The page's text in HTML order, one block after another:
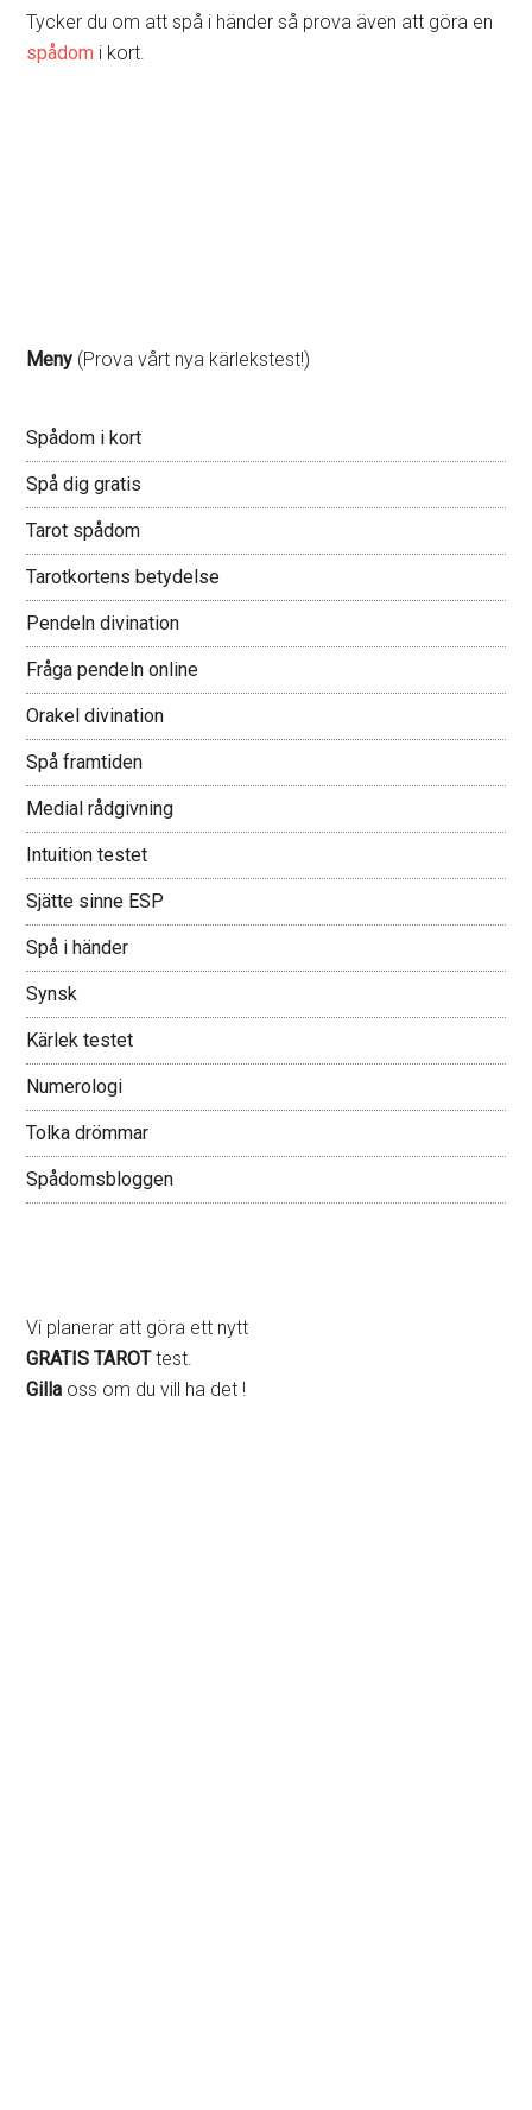
Tycker du om att spå i händer så prova även att göra en
spådom i kort.
Meny (Prova vårt nya kärlekstest!)
Spådom i kort
Spå dig gratis
Tarot spådom
Tarotkortens betydelse
Pendeln divination
Fråga pendeln online
Orakel divination
Spå framtiden
Medial rådgivning
Intuition testet
Sjätte sinne ESP
Spå i händer
Synsk
Kärlek testet
Numerologi
Tolka drömmar
Spådomsbloggen
Vi planerar att göra ett nytt
GRATIS TAROTtest.
Gilla oss om du vill ha det !